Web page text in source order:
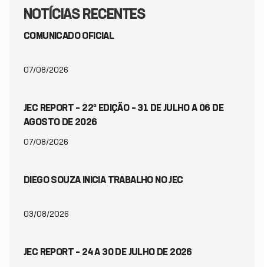
NOTÍCIAS RECENTES
COMUNICADO OFICIAL
07/08/2026
JEC REPORT – 22ª EDIÇÃO – 31 DE JULHO A 06 DE
AGOSTO DE 2026
07/08/2026
DIEGO SOUZA INICIA TRABALHO NO JEC
03/08/2026
JEC REPORT – 24 A 30 DE JULHO DE 2026